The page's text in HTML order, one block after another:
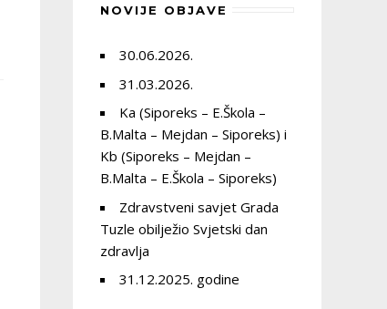
NOVIJE OBJAVE
30.06.2026.
31.03.2026.
Ka (Siporeks – E.Škola –
B.Malta – Mejdan – Siporeks) i
Kb (Siporeks – Mejdan –
B.Malta – E.Škola – Siporeks)
Zdravstveni savjet Grada
Tuzle obilježio Svjetski dan
zdravlja
31.12.2025. godine